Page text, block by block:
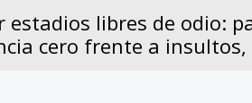
estadios libres de odio:
cero frente a insultos,